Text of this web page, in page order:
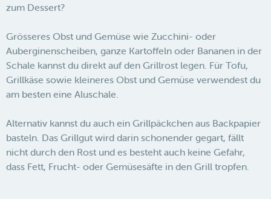
zum Dessert?
Grösseres Obst und Gemüse wie Zucchini- oder
Auberginenscheiben, ganze Kartoffeln oder Bananen in der
Schale kannst du direkt auf den Grillrost legen. Für Tofu,
Grillkäse sowie kleineres Obst und Gemüse verwendest du
am besten eine Aluschale.
Alternativ kannst du auch ein Grillpäckchen aus Backpapier
basteln. Das Grillgut wird darin schonender gegart, fällt
nicht durch den Rost und es besteht auch keine Gefahr,
dass Fett, Frucht- oder Gemüsesäfte in den Grill tropfen.